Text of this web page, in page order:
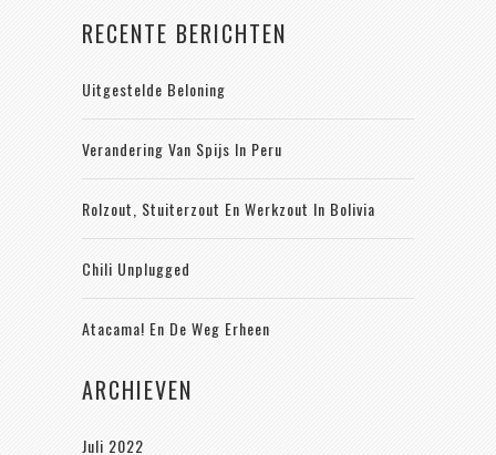
RECENTE BERICHTEN
Uitgestelde Beloning
Verandering Van Spijs In Peru
Rolzout, Stuiterzout En Werkzout In Bolivia
Chili Unplugged
Atacama! En De Weg Erheen
ARCHIEVEN
Juli 2022